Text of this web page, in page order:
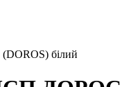
білий